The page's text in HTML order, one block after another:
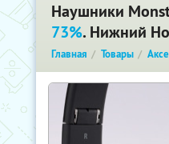
Наушники
73%. Нижний
Главная Товары